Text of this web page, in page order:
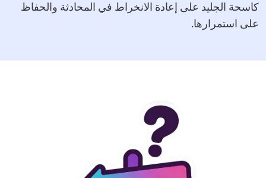
كاسحة الجليد على إعادة الانخراط في المحادثة والحفاظ
على استمرارها.